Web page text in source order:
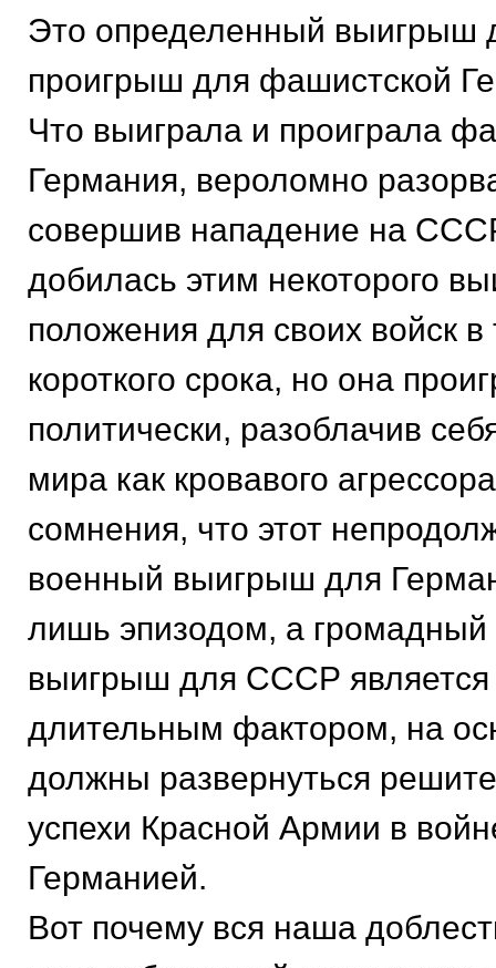
Это определенный выигрыш
проигрыш для фашистской
Что выиграла и проиграла
Германия, вероломно
совершив нападение на
добилась этим некоторого
положения для своих войск в
короткого срока, но она
политически, разоблачив
мира как кровавого
сомнения, что этот
военный выигрыш для
лишь эпизодом, а громадный
выигрыш для СССР
длительным фактором, на
должны развернуться
успехи Красной Армии в
Германией.
Вот почему вся наша